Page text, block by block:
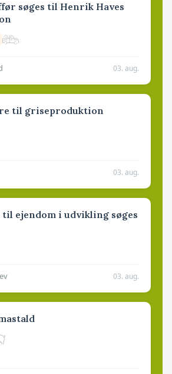
søges til Henrik Haves
03. aug.
til griseproduktion
03. aug.
til ejendom i udvikling søges
03. aug.